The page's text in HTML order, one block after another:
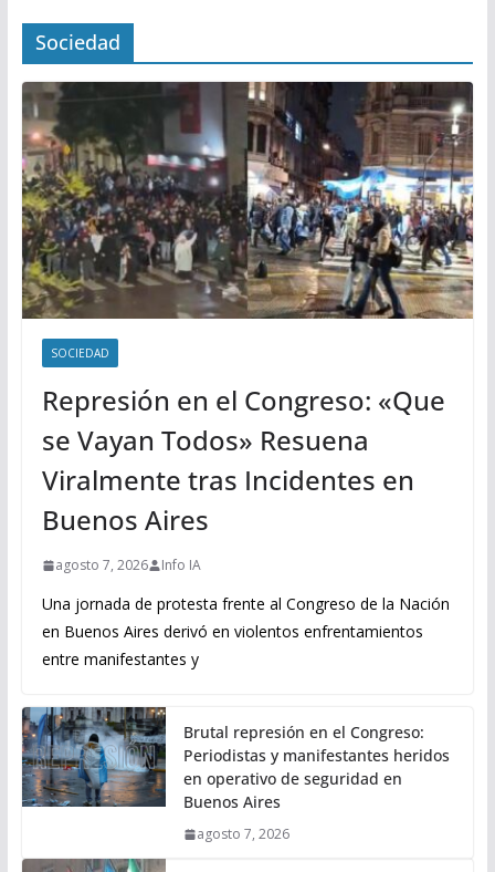
Sociedad
SOCIEDAD
Represión en el Congreso: «Que
se Vayan Todos» Resuena
Viralmente tras Incidentes en
Buenos Aires
agosto 7, 2026 Info IA
Una jornada de protesta frente al Congreso de la Nación
en Buenos Aires derivó en violentos enfrentamientos
entre manifestantes y
Brutal represión en el Congreso:
Periodistas y manifestantes heridos
en operativo de seguridad en
Buenos Aires
agosto 7, 2026